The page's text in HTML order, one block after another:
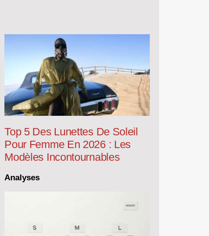
Top 5 Des Lunettes De Soleil
Pour Femme En 2026 : Les
Modèles Incontournables
Analyses